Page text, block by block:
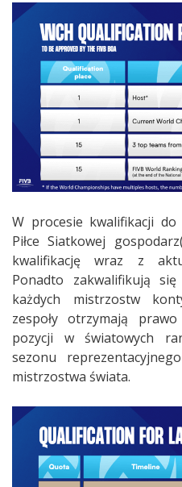
W procesie kwalifikacji
Piłce Siatkowej
kwalifikację wraz z
Ponadto zakwalifikują
każdych mistrzostw
zespoły otrzymają
pozycji w światowych
sezonu
mistrzostwa świata.